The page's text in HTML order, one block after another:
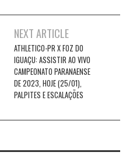
NEXT ARTICLE
ATHLETICO-PR X FOZ DO
IGUAÇU: ASSISTIR AO VIVO
CAMPEONATO PARANAENSE
DE 2023, HOJE (25/01),
PALPITES E ESCALAÇÕES